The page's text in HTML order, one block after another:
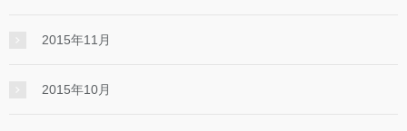
2015年11月
2015年10月